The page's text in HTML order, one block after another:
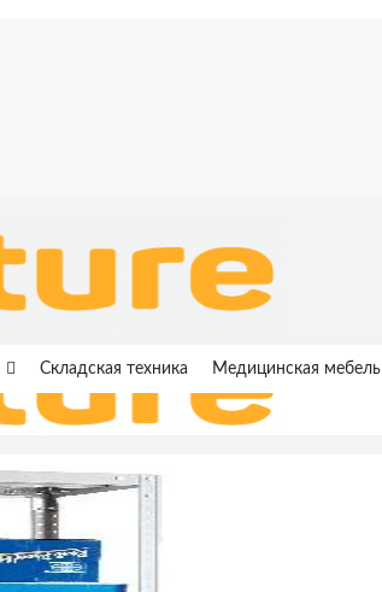
Складская техника Медицинская мебель